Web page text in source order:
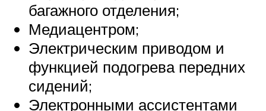
багажного отделения;
Медиацентром;
Электрическим приводом и
функцией подогрева передних
сидений;
Электронными ассистентами